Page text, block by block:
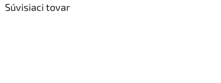
Súvisiaci tovar